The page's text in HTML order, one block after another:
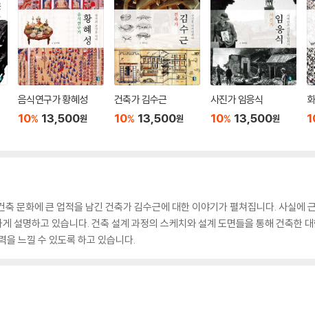
음식연구가 황혜성
10% 13,500원
건축가 김수근
10% 13,500원
사진가 임응식
10% 13,500원
축 문화에 큰 업적을 남긴 건축가 김수근에 대한 이야기가 펼쳐집니다. 사실에
설명하고 있습니다. 건축 설계 과정의 스케치와 설계 도면들을 통해 건축한 대
느낄 수 있도록 하고 있습니다.